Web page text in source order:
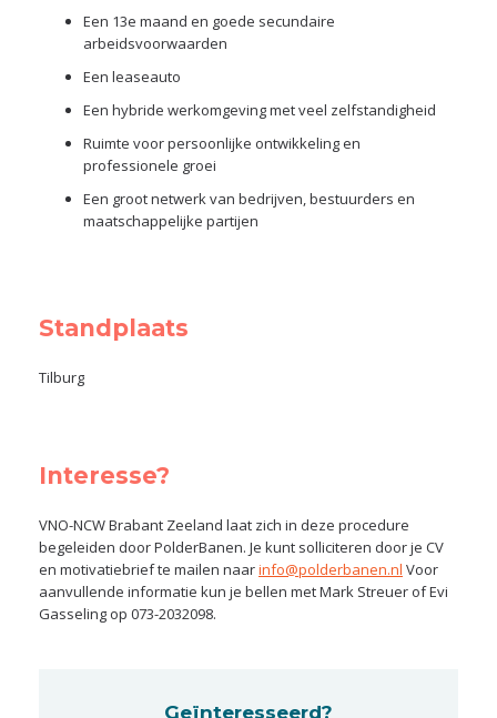
Een 13e maand en goede secundaire
arbeidsvoorwaarden
Een leaseauto
Een hybride werkomgeving met veel zelfstandigheid
Ruimte voor persoonlijke ontwikkeling en
professionele groei
Een groot netwerk van bedrijven, bestuurders en
maatschappelijke partijen
Standplaats
Tilburg
Interesse?
VNO-NCW Brabant Zeeland laat zich in deze procedure
begeleiden door PolderBanen. Je kunt solliciteren door je CV
en motivatiebrief te mailen naarinfo@polderbanen.nl Voor
aanvullende informatie kun je bellen met Mark Streuer of Evi
Gasseling op 073-2032098.
Geïnteresseerd?